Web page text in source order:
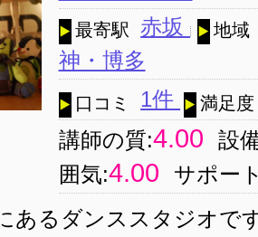
最寄駅 赤坂 地域
神・博多
口コミ 1件 満足度
講師の質:4.00
設
囲気:4.00
サポー
あるダンススタジオで